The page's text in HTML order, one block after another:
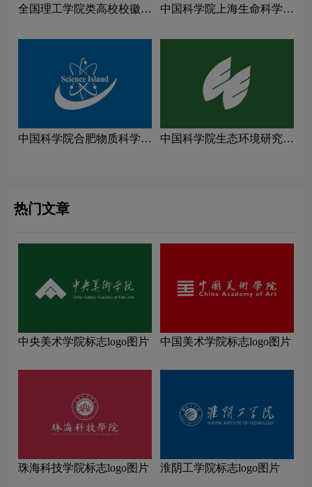
全国理工学院类高校校徽设
中国科学院上海生命科学研
中国科学院合肥物质科学研
中国科学院生态环境研究中
热门文章
中央美术学院标志logo图片 中国美术学院标志logo图片
珠海科技学院标志logo图片 淮阴工学院标志logo图片